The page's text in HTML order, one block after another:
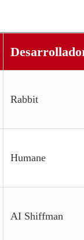
Rabbit
Humane
AI Shiffman